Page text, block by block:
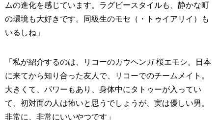
ムの進化を感じています。ラグビースタイルも、静かな町
の環境も大好きです。同級生のモセ（・トゥイアリイ）も
いるしね」
「私が紹介するのは、リコーのカウヘンガ 桜エモシ。日本
に来てから知り合った友人で、リコーでのチームメイト。
大きくて、パワーもあり、身体中にタトゥーが入ってい
て、初対面の人は怖いと思うでしょうが、実は優しい男。
非常に、非常にいいやつです」